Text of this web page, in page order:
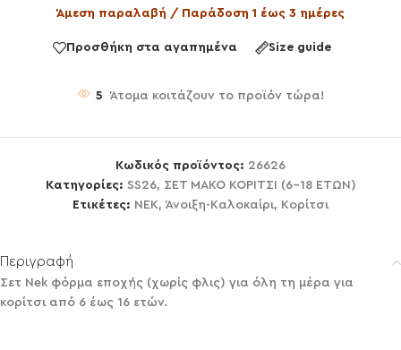
Άμεση παραλαβή / Παράδοση 1 έως 3 ημέρες
Προσθήκη στα αγαπημένα Size guide
5 Άτομα κοιτάζουν το προϊόν τώρα!
Κωδικός προϊόντος: 26626
Κατηγορίες: SS26, ΣΕΤ ΜΑΚΟ ΚΟΡΙΤΣΙ (6-18 ΕΤΩΝ)
Ετικέτες: NEK, Άνοιξη-Καλοκαίρι, Κορίτσι
Περιγραφή
Σετ Nek φόρμα εποχής (χωρίς φλις) για όλη τη μέρα για
κορίτσι από 6 έως 16 ετών.